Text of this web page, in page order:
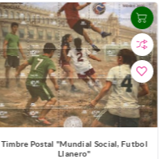
Timbre Postal "Mundial Social, Futbol
Llanero"